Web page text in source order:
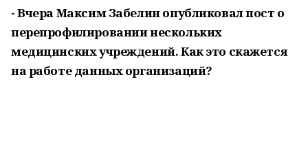
- Вчера Максим Забелин опубликовал пост о
перепрофилировании нескольких
медицинских учреждений. Как это скажется
на работе данных организаций?